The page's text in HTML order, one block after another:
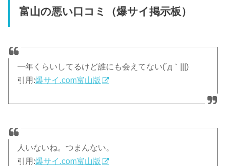
富山の悪い口コミ（爆サイ掲示板）
一年くらいしてるけど誰にも会えてない(´д｀|||)
引用:爆サイ.com富山版
人いないね。つまんない。
引用:爆サイ.com富山版